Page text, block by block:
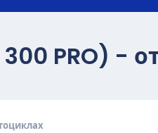
300 PRO)